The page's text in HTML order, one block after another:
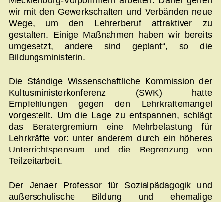
wir mit den Gewerkschaften und Verbänden neue
Wege, um den Lehrerberuf attraktiver zu
gestalten. Einige Maßnahmen haben wir bereits
umgesetzt, andere sind geplant“, so die
Bildungsministerin.
Die Ständige Wissenschaftliche Kommission der
Kultusministerkonferenz (SWK) hatte
Empfehlungen gegen den Lehrkräftemangel
vorgestellt. Um die Lage zu entspannen, schlägt
das Beratergremium eine Mehrbelastung für
Lehrkräfte vor: unter anderem durch ein höheres
Unterrichtspensum und die Begrenzung von
Teilzeitarbeit.
Der Jenaer Professor für Sozialpädagogik und
außerschulische Bildung und ehemalige